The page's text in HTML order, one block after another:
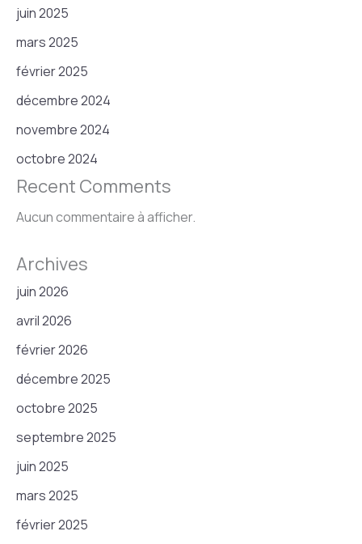
juin 2025
mars 2025
février 2025
décembre 2024
novembre 2024
octobre 2024
Recent Comments
Aucun commentaire à afficher.
Archives
juin 2026
avril 2026
février 2026
décembre 2025
octobre 2025
septembre 2025
juin 2025
mars 2025
février 2025